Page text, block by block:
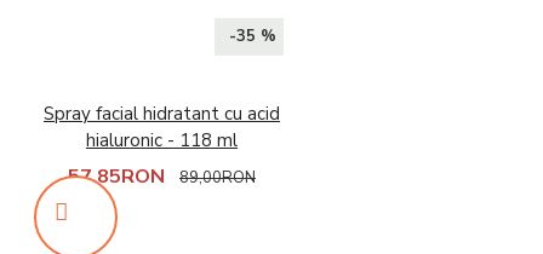
-35 %
Spray facial hidratant cu acid
hialuronic - 118 ml
57,85RON 89,00RON